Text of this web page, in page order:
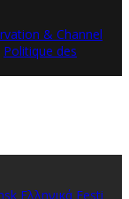
& Channel
Politique des
Ελληνικά Eesti